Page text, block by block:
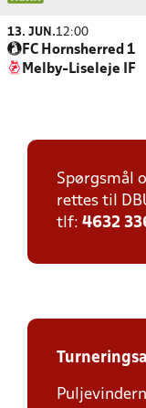
13. JUN.12:00
FC Hornsherred 1
Melby-Liseleje IF
Spørgsmål
rettes til
tlf: 4632